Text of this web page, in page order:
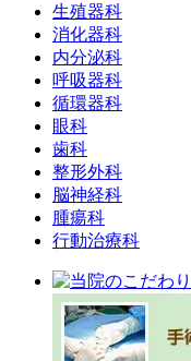
生殖器科
消化器科
内分泌科
呼吸器科
循環器科
眼科
歯科
整形外科
脳神経科
腫瘍科
行動治療科